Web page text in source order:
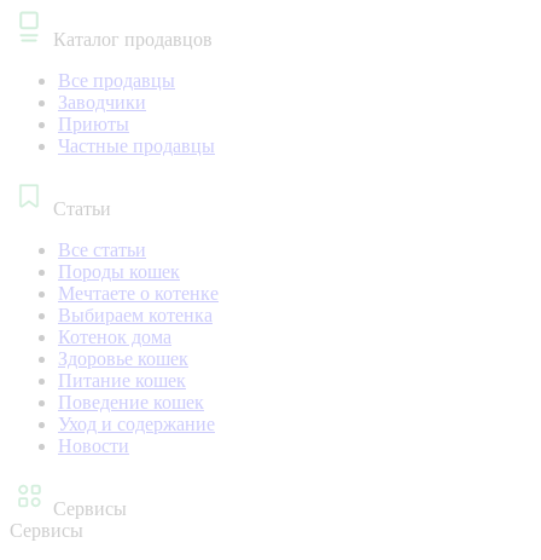
Каталог продавцов
Все продавцы
Заводчики
Приюты
Частные продавцы
Статьи
Все статьи
Породы кошек
Мечтаете о котенке
Выбираем котенка
Котенок дома
Здоровье кошек
Питание кошек
Поведение кошек
Уход и содержание
Новости
Сервисы
Сервисы